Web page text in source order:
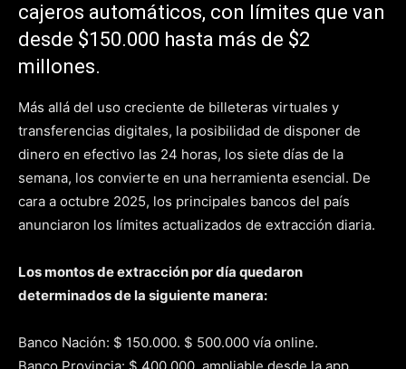
cajeros automáticos, con límites que van
desde $150.000 hasta más de $2
millones.
Más allá del uso creciente de billeteras virtuales y
transferencias digitales, la posibilidad de disponer de
dinero en efectivo las 24 horas, los siete días de la
semana, los convierte en una herramienta esencial. De
cara a octubre 2025, los principales bancos del país
anunciaron los límites actualizados de extracción diaria.
Los montos de extracción por día quedaron
determinados de la siguiente manera:
Banco Nación: $ 150.000. $ 500.000 vía online.